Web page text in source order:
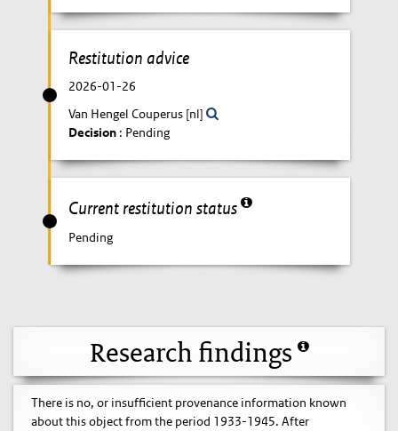
Restitution advice
2026-01-26
Van Hengel Couperus [nl]
Decision : Pending
Current restitution status
Pending
Research findings
There is no, or insufficient provenance information known
about this object from the period 1933-1945. After